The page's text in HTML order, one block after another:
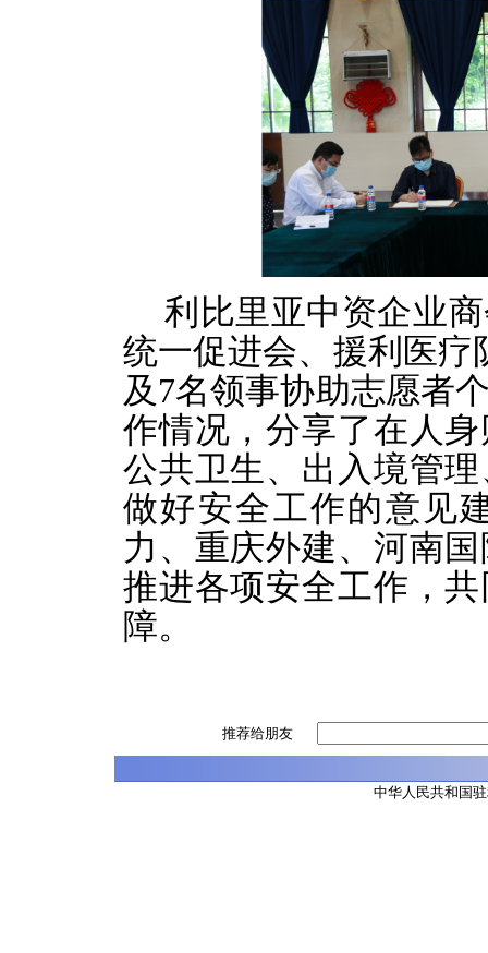
利比里亚中资企业
统一促进会、援利医疗
及7名领事协助志愿者
作情况，分享了在人
公共卫生、出入境管
做好安全工作的意见
力、重庆外建、河南
推进各项安全工作，
障。
推荐给朋友
中华人民共和国